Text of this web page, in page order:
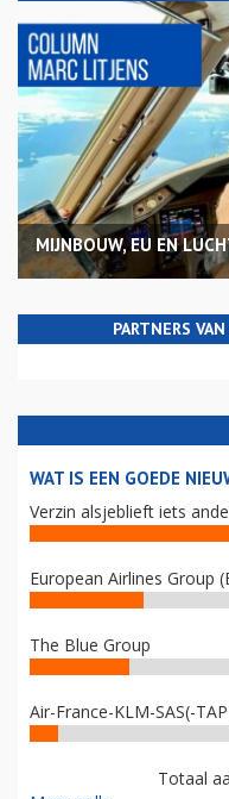
MIJNBOUW, EU EN
PARTNERS
WAT IS EEN GOEDE
Verzin alsjeblieft iets
European Airlines Group
The Blue Group
Air-France-KLM-SAS(-
Totaal